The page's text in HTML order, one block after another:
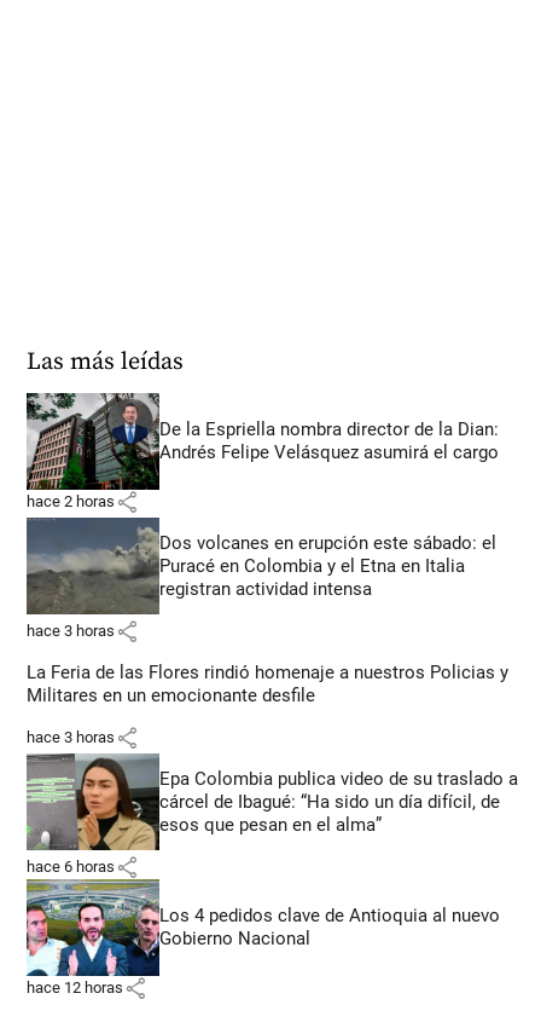
Las más leídas
De la Espriella nombra director de la Dian:
Andrés Felipe Velásquez asumirá el cargo
hace 2 horas share
Dos volcanes en erupción este sábado: el
Puracé en Colombia y el Etna en Italia
registran actividad intensa
hace 3 horas share
La Feria de las Flores rindió homenaje a nuestros Policias y
Militares en un emocionante desfile
hace 3 horas share
Epa Colombia publica video de su traslado a
cárcel de Ibagué: “Ha sido un día difícil, de
esos que pesan en el alma”
hace 6 horas share
Los 4 pedidos clave de Antioquia al nuevo
Gobierno Nacional
hace 12 horas share